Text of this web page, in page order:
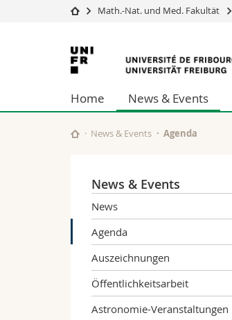
Universität
Studium
Forschung
Universität
Weiterbildung
Math.-Nat. und Med. Fakultät
Universität
Freiburg
Home News & Events
News & Events Agenda
News & Events
News
Agenda
Auszeichnungen
Öffentlichkeitsarbeit
Astronomie-Veranstaltungen